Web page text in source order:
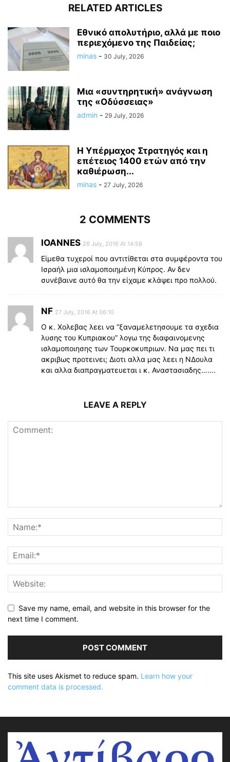
RELATED ARTICLES
Εθνικό απολυτήριο, αλλά με ποιο
περιεχόμενο της Παιδείας;
minas - 30 July, 2026
Μια «συντηρητική» ανάγνωση
της «Οδύσσειας»
admin - 29 July, 2026
Η Υπέρμαχος Στρατηγός και η
επέτειος 1400 ετών από την
καθιέρωση...
minas - 27 July, 2026
2 COMMENTS
IOANNES 26 July, 2016 At 14:58
Είμεθα τυχεροί που αντιτίθεται στα συμφέροντα του
Ισραήλ μια ισλαμοποιημένη Κύπρος. Αν δεν
συνέβαινε αυτό θα την είχαμε κλάψει προ πολλού.
NF 27 July, 2016 At 06:10
Ο κ. Χολεβας λεει να “ξαναμελετησουμε τα σχεδια
λυσης του Κυπριακου” λογω της διαφαινομενης
ισλαμοποιησης των Τουρκοκυπριων. Να μας πει τι
ακριβως προτεινει; Διοτι αλλα μας λεει η ΝΔουλα
και αλλα διαπραγματευεται ι κ. Αναστασιαδης…….
LEAVE A REPLY
Save my name, email, and website in this browser for the
next time I comment.
This site uses Akismet to reduce spam. Learn how your
comment data is processed.